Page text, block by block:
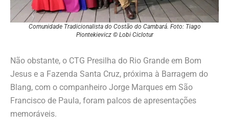
Comunidade Tradicionalista do Costão do Cambará. Foto: Tiago
Piontekievicz © Lobi Ciclotur
Não obstante, o CTG Presilha do Rio Grande em Bom
Jesus e a Fazenda Santa Cruz, próxima à Barragem do
Blang, com o companheiro Jorge Marques em São
Francisco de Paula, foram palcos de apresentações
memoráveis.